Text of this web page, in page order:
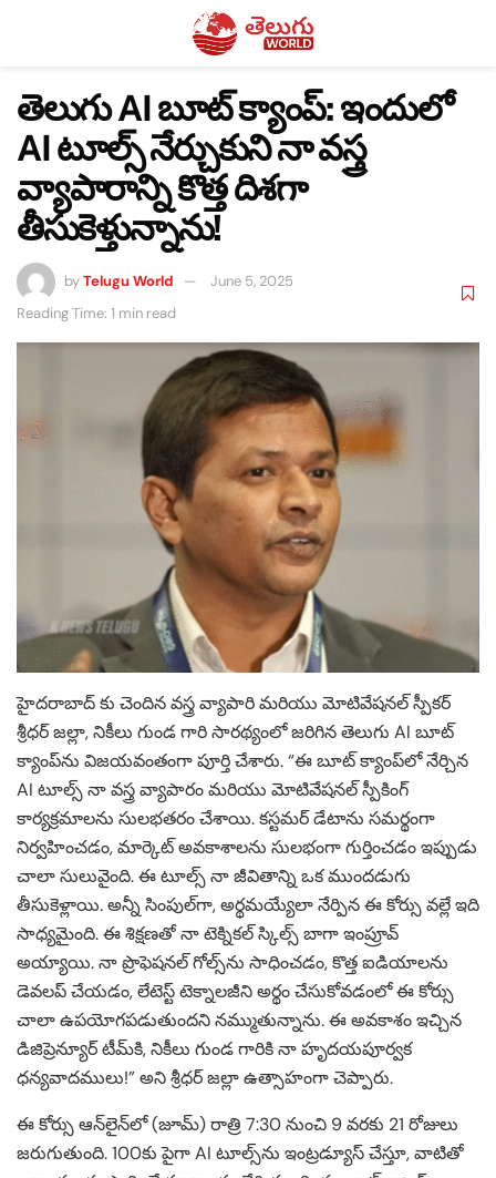
తెలుగు AI బూట్ క్యాంప్‌: ఇందులో
AI టూల్స్ నేర్చుకుని నా వస్త్ర
వ్యాపారాన్ని కొత్త దిశగా
తీసుకెళ్తున్నాను!
byTelugu World
June 5, 2025
Reading Time: 1 min read
హైదరాబాద్ కు చెందిన వస్త్ర వ్యాపారి మరియు మోటివేషనల్ స్పీకర్
శ్రీధర్ జల్లా, నికీలు గుండ గారి సారథ్యంలో జరిగిన తెలుగు AI బూట్
క్యాంప్‌ను విజయవంతంగా పూర్తి చేశారు. “ఈ బూట్ క్యాంప్‌లో నేర్చిన
AI టూల్స్ నా వస్త్ర వ్యాపారం మరియు మోటివేషనల్ స్పీకింగ్
కార్యక్రమాలను సులభతరం చేశాయి. కస్టమర్ డేటాను సమర్థంగా
నిర్వహించడం, మార్కెట్ అవకాశాలను సులభంగా గుర్తించడం ఇప్పుడు
చాలా సులువైంది. ఈ టూల్స్ నా జీవితాన్ని ఒక ముందడుగు
తీసుకెళ్లాయి. అన్నీ సింపుల్‌గా, అర్థమయ్యేలా నేర్పిన ఈ కోర్సు వల్లే ఇది
సాధ్యమైంది. ఈ శిక్షణతో నా టెక్నికల్ స్కిల్స్ బాగా ఇంప్రూవ్
అయ్యాయి. నా ప్రొఫెషనల్ గోల్స్‌ను సాధించడం, కొత్త ఐడియాలను
డెవలప్ చేయడం, లేటెస్ట్ టెక్నాలజీని అర్థం చేసుకోవడంలో ఈ కోర్సు
చాలా ఉపయోగపడుతుందని నమ్ముతున్నాను. ఈ అవకాశం ఇచ్చిన
డిజిప్రెన్యూర్ టీమ్‌కి, నికీలు గుండ గారికి నా హృదయపూర్వక
ధన్యవాదములు!” అని శ్రీధర్ జల్లా ఉత్సాహంగా చెప్పారు.
ఈ కోర్సు ఆన్‌లైన్‌లో (జూమ్) రాత్రి 7:30 నుంచి 9 వరకు 21 రోజులు
జరుగుతుంది. 100కు పైగా AI టూల్స్‌ను ఇంట్రడ్యూస్ చేస్తూ, వాటితో